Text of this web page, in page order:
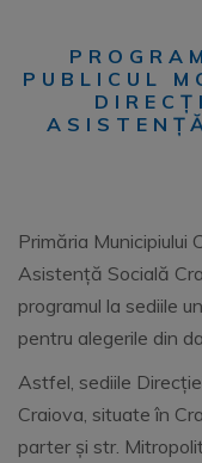
PUBLICUL
Primăria Municipiului
Asistență Socială
programul la sediile
pentru alegerile din
Astfel, sediile
Craiova, situate în
parter și str.